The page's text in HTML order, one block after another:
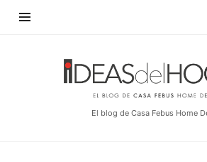
Ideas
del
Hogar
El blog de Casa Febus Home